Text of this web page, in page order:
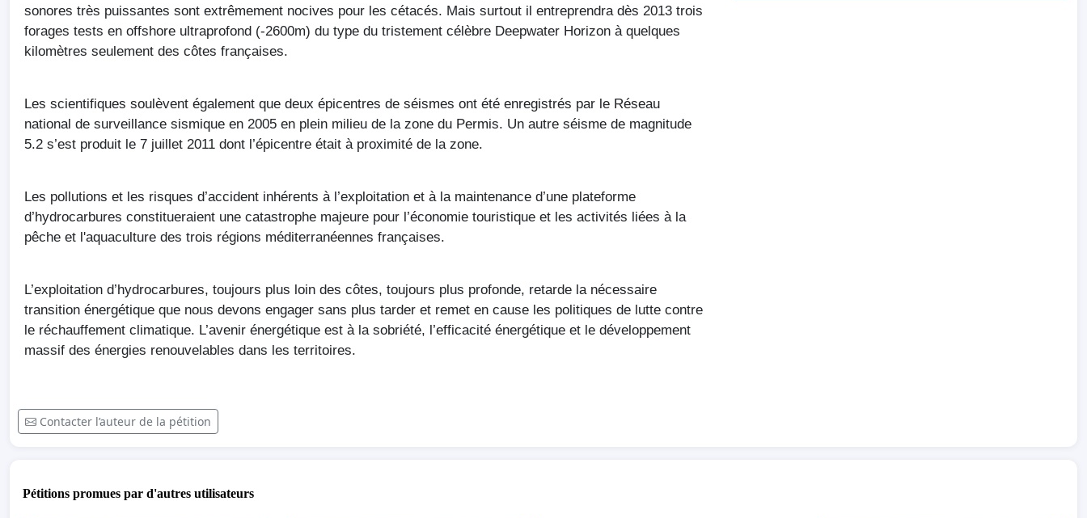
sonores très puissantes sont extrêmement nocives pour les cétacés. Mais surtout il entreprendra dès 2013 trois
forages tests en offshore ultraprofond (-2600m) du type du tristement célèbre Deepwater Horizon à quelques
kilomètres seulement des côtes françaises.
Les scientifiques soulèvent également que deux épicentres de séismes ont été enregistrés par le Réseau
national de surveillance sismique en 2005 en plein milieu de la zone du Permis. Un autre séisme de magnitude
5.2 s’est produit le 7 juillet 2011 dont l’épicentre était à proximité de la zone.
Les pollutions et les risques d’accident inhérents à l’exploitation et àla maintenance d’une plateforme
d’hydrocarbures constitueraient une catastrophe majeure pour l’économie touristique et les activités liées àla
pêche et l'aquaculture des trois régions méditerranéennes françaises.
L’exploitation d’hydrocarbures, toujours plus loin des côtes, toujours plus profonde, retarde la nécessaire
transition énergétique que nous devons engager sans plus tarder et remet en cause les politiques de lutte contre
le réchauffement climatique. L’avenir énergétique est àla sobriété, l’efficacité énergétique et le développement
massif des énergies renouvelables dans les territoires.
Contacter l’auteur de la pétition
Pétitions promues par d'autres utilisateurs